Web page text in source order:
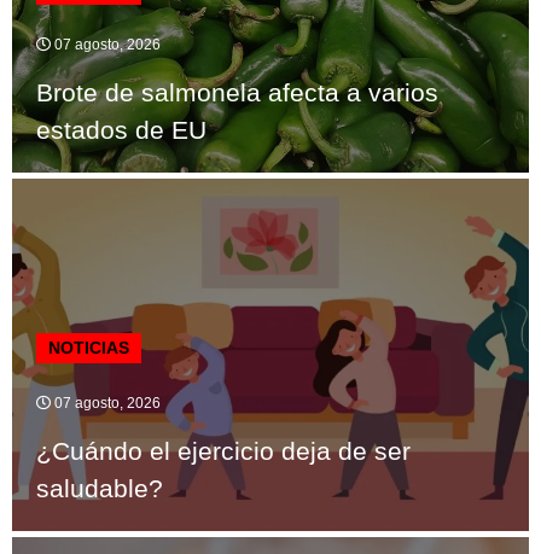
07 agosto, 2026
Brote de salmonela afecta a varios
estados de EU
NOTICIAS
07 agosto, 2026
¿Cuándo el ejercicio deja de ser
saludable?